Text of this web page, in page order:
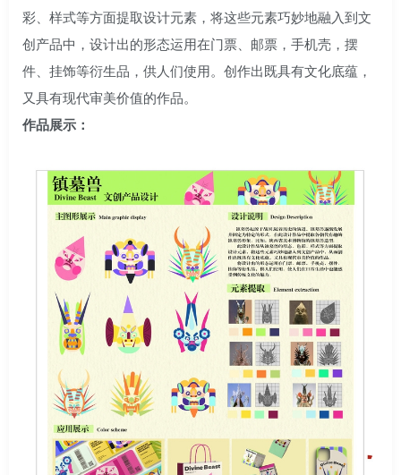
彩、样式等方面提取设计元素，将这些元素巧妙地融入到文
创产品中，设计出的形态运用在门票、邮票，手机壳，摆
件、挂饰等衍生品，供人们使用。创作出既具有文化底蕴，
又具有现代审美价值的作品。
作品展示：